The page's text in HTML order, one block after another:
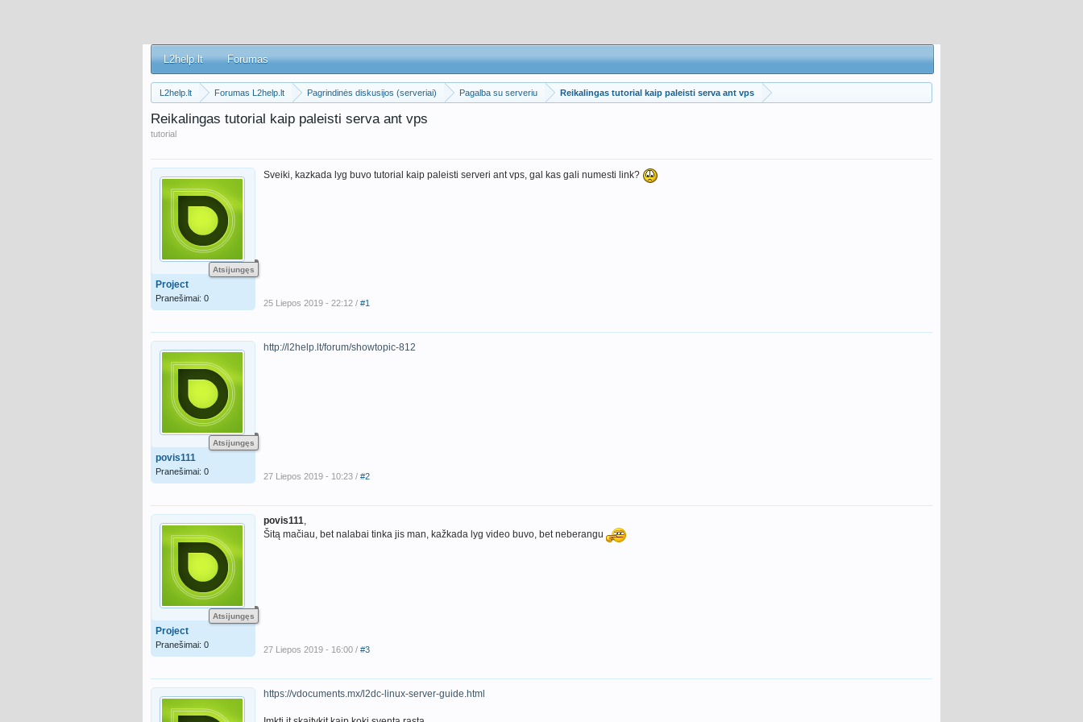
L2help.lt Forumas
L2help.lt Forumas L2help.lt Pagrindinės diskusijos (serveriai) Pagalba su serveriu Reikalingas tutorial kaip paleisti serva ant vps
Reikalingas tutorial kaip paleisti serva ant vps
tutorial
Atsijungęs
Project
Pranešimai: 0
Sveiki, kazkada lyg buvo tutorial kaip paleisti serveri ant vps, gal kas gali numesti link?
25 Liepos 2019 - 22:12 / #1
Atsijungęs
povis111
Pranešimai: 0
http://l2help.lt/forum/showtopic-812
27 Liepos 2019 - 10:23 / #2
Atsijungęs
Project
Pranešimai: 0
povis111,
Šitą mačiau, bet nalabai tinka jis man, kažkada lyg video buvo, bet neberangu
27 Liepos 2019 - 16:00 / #3
https://vdocuments.mx/l2dc-linux-server-guide.html